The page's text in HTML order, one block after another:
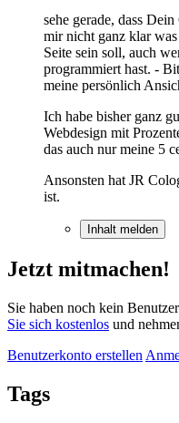
sehe gerade, dass
mir nicht ganz klar
Seite sein soll, auch
programmiert hast. -
meine persönlich
Ich habe bisher ganz
Webdesign mit
das auch nur meine 5
Ansonsten hat JR
ist.
Inhalt melden
Jetzt mitmachen!
Sie haben noch kein
Sie sich kostenlos und
Benutzerkonto erstellen
Tags